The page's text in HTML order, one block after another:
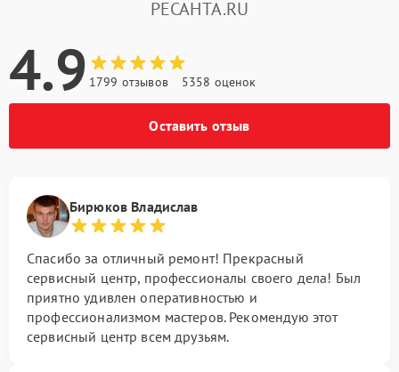
РЕСАНТА.RU
4.9 1799 отзывов 5358 оценок
Оставить отзыв
Бирюков Владислав
Спасибо за отличный ремонт! Прекрасный
сервисный центр, профессионалы своего дела! Был
приятно удивлен оперативностью и
профессионализмом мастеров. Рекомендую этот
сервисный центр всем друзьям.